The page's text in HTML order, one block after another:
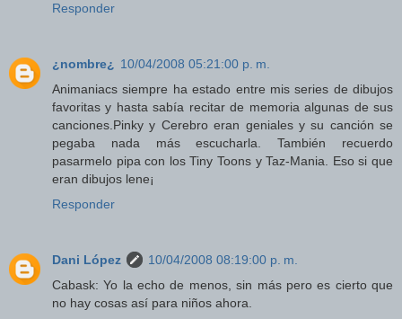
Responder
¿nombre¿ 10/04/2008 05:21:00 p. m.
Animaniacs siempre ha estado entre mis series de dibujos
favoritas y hasta sabía recitar de memoria algunas de sus
canciones.Pinky y Cerebro eran geniales y su canción se
pegaba nada más escucharla. También recuerdo
pasarmelo pipa con los Tiny Toons y Taz-Mania. Eso si que
eran dibujos lene¡
Responder
Dani López
10/04/2008 08:19:00 p. m.
Cabask: Yo la echo de menos, sin más pero es cierto que
no hay cosas así para niños ahora.